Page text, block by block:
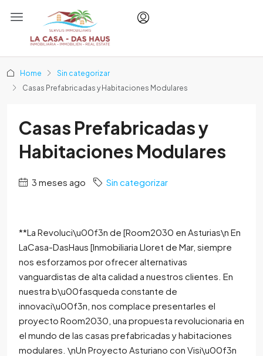
Home
Sin categorizar
Casas Prefabricadas y Habitaciones Modulares
Casas Prefabricadas y
Habitaciones Modulares
3 meses ago Sin categorizar
**La Revoluci\u00f3n de [Room2030 en Asturias\n En
LaCasa-DasHaus [Inmobiliaria Lloret de Mar, siempre
nos esforzamos por ofrecer alternativas
vanguardistas de alta calidad a nuestros clientes. En
nuestra b\u00fasqueda constante de
innovaci\u00f3n, nos complace presentarles el
proyecto Room2030, una propuesta revolucionaria en
el mundo de las casas prefabricadas y habitaciones
modulares. \nUn Proyecto Asturiano con Visi\u00f3n